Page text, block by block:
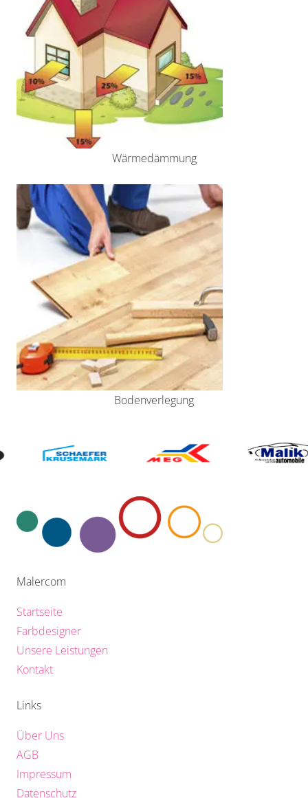
Wärmedämmung
Bodenverlegung
Malercom
Startseite
Farbdesigner
Unsere Leistungen
Kontakt
Links
Über Uns
AGB
Impressum
Datenschutz